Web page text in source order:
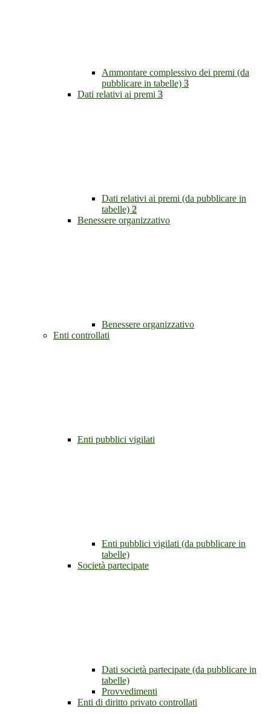
Ammontare complessivo dei premi (da
pubblicare in tabelle) 3
Dati relativi ai premi 3
Dati relativi ai premi (da pubblicare in
tabelle) 2
Benessere organizzativo
Benessere organizzativo
Enti controllati
Enti pubblici vigilati
Enti pubblici vigilati (da pubblicare in
tabelle)
Società partecipate
Dati società partecipate (da pubblicare in
tabelle)
Provvedimenti
Enti di diritto privato controllati